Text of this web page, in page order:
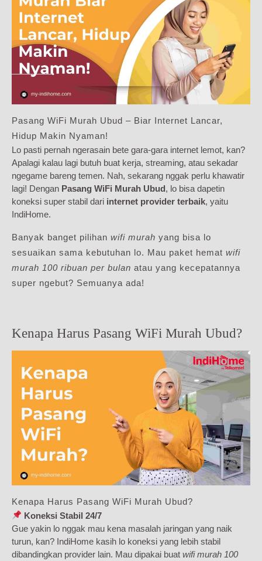
Pasang WiFi Murah Ubud – Biar Internet Lancar,
Hidup Makin Nyaman!
Lo pasti pernah ngerasain bete gara-gara internet lemot, kan?
Apalagi kalau lagi butuh buat kerja, streaming, atau sekadar
ngegame bareng temen. Nah, sekarang nggak perlu khawatir
lagi! Dengan Pasang WiFi Murah Ubud, lo bisa dapetin
koneksi super stabil dari internet provider terbaik, yaitu
IndiHome.
Banyak banget pilihan wifi murah yang bisa lo
sesuaikan sama kebutuhan lo. Mau paket hemat wifi
murah 100 ribuan per bulan atau yang kecepatannya
super ngebut? Semuanya ada!
Kenapa Harus Pasang WiFi Murah Ubud?
Kenapa Harus Pasang WiFi Murah Ubud?
Koneksi Stabil 24/7
Gue yakin lo nggak mau kena masalah jaringan yang naik
turun, kan? IndiHome kasih lo koneksi yang lebih stabil
dibandingkan provider lain. Mau dipakai buat wifi murah 100